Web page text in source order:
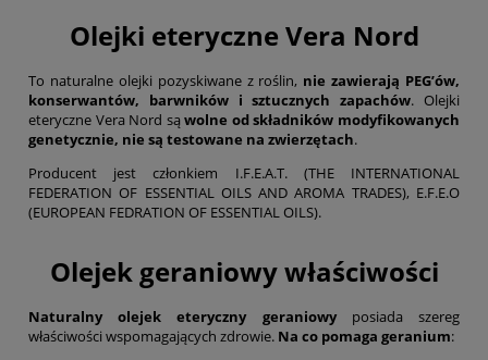
Olejki eteryczne Vera Nord
To naturalne olejki pozyskiwane z roślin, nie zawierają PEG’ów,
konserwantów, barwników i sztucznych zapachów. Olejki
eteryczne Vera Nord sąwolne od składników modyfikowanych
genetycznie, nie są testowane na zwierzętach.
Producent jest członkiem I.F.E.A.T. (THE INTERNATIONAL
FEDERATION OF ESSENTIAL OILS AND AROMA TRADES), E.F.E.O
(EUROPEAN FEDRATION OF ESSENTIAL OILS).
Olejek geraniowy właściwości
Naturalny olejek eteryczny geraniowyposiada szereg
właściwości wspomagających zdrowie. Na co pomaga geranium: